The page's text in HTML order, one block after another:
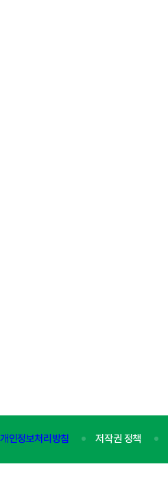
개인정보처리방침 저작권 정책